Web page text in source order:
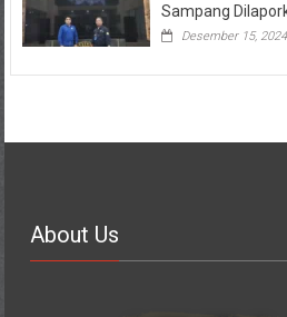
Sampang
Desember 15, 2024
About Us